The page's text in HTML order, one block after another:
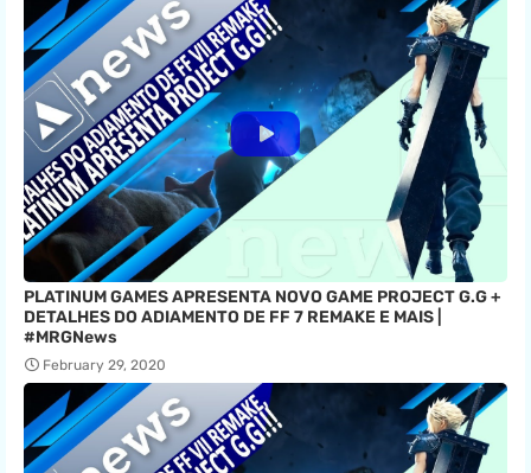
PLATINUM GAMES APRESENTA NOVO GAME PROJECT G.G +
DETALHES DO ADIAMENTO DE FF 7 REMAKE E MAIS |
#MRGNews
February 29, 2020